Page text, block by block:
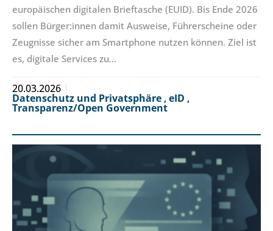
europäischen digitalen Brieftasche (EUID). Bis Ende 2026
sollen Bürger:innen damit Ausweise, Führerscheine oder
Zeugnisse sicher am Smartphone nutzen können. Ziel ist
es, digitale Services zu…
20.03.2026
Datenschutz und Privatsphäre , eID ,
Transparenz/Open Government